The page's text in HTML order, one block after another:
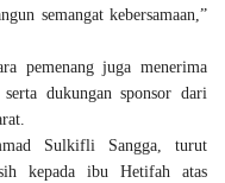
semangat kebersamaan,”
pemenang juga menerima
dukungan sponsor dari
Sulkifli Sangga, turut
kepada ibu Hetifah atas